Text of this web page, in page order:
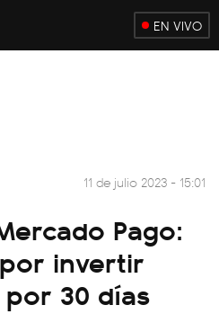
EN VIVO
11 de julio 2023 - 15:01
Pago:
invertir
30 días